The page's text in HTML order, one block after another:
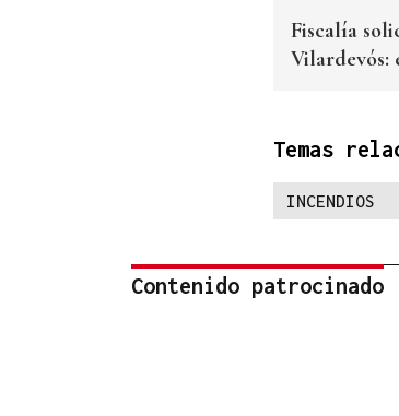
Fiscalía
Vilardevós:
Temas
INCENDIOS
Contenido patrocinado